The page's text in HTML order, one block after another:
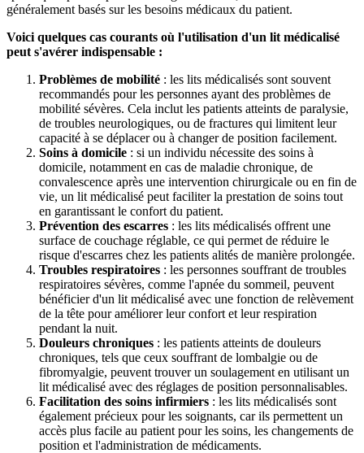
généralement basés sur les besoins médicaux du patient.
Voici quelques cas courants où l'utilisation d'un lit médicalisé
peut s'avérer indispensable :
Problèmes de mobilité : les lits médicalisés sont souvent
recommandés pour les personnes ayant des problèmes de
mobilité sévères. Cela inclut les patients atteints de paralysie,
de troubles neurologiques, ou de fractures qui limitent leur
capacité à se déplacer ou à changer de position facilement.
Soins à domicile : si un individu nécessite des soins à
domicile, notamment en cas de maladie chronique, de
convalescence après une intervention chirurgicale ou en fin de
vie, un lit médicalisé peut faciliter la prestation de soins tout
en garantissant le confort du patient.
Prévention des escarres : les lits médicalisés offrent une
surface de couchage réglable, ce qui permet de réduire le
risque d'escarres chez les patients alités de manière prolongée.
Troubles respiratoires : les personnes souffrant de troubles
respiratoires sévères, comme l'apnée du sommeil, peuvent
bénéficier d'un lit médicalisé avec une fonction de relèvement
de la tête pour améliorer leur confort et leur respiration
pendant la nuit.
Douleurs chroniques : les patients atteints de douleurs
chroniques, tels que ceux souffrant de lombalgie ou de
fibromyalgie, peuvent trouver un soulagement en utilisant un
lit médicalisé avec des réglages de position personnalisables.
Facilitation des soins infirmiers : les lits médicalisés sont
également précieux pour les soignants, car ils permettent un
accès plus facile au patient pour les soins, les changements de
position et l'administration de médicaments.